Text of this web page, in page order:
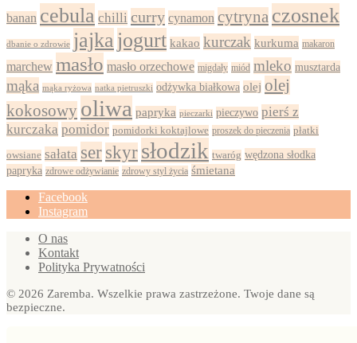
banan cebula chilli curry cynamon cytryna czosnek
dbanie o zdrowie jajka jogurt kakao kurczak kurkuma makaron
marchew masło masło orzechowe migdały miód mleko musztarda
mąka mąka ryżowa natka pietruszki odżywka białkowa olej olej
kokosowy oliwa papryka pieczarki pieczywo pierś z
kurczaka pomidor pomidorki koktajlowe proszek do pieczenia płatki
owsiane sałata ser skyr słodzik twaróg wędzona słodka
papryka zdrowe odżywianie zdrowy styl życia śmietana
Facebook
Instagram
O nas
Kontakt
Polityka Prywatności
© 2026 Zaremba. Wszelkie prawa zastrzeżone. Twoje dane są
bezpieczne.